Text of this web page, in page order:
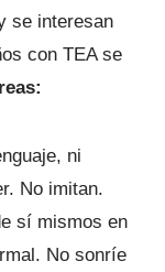
se interesan
con TEA se
ni
No imitan.
sí mismos en
No sonríe